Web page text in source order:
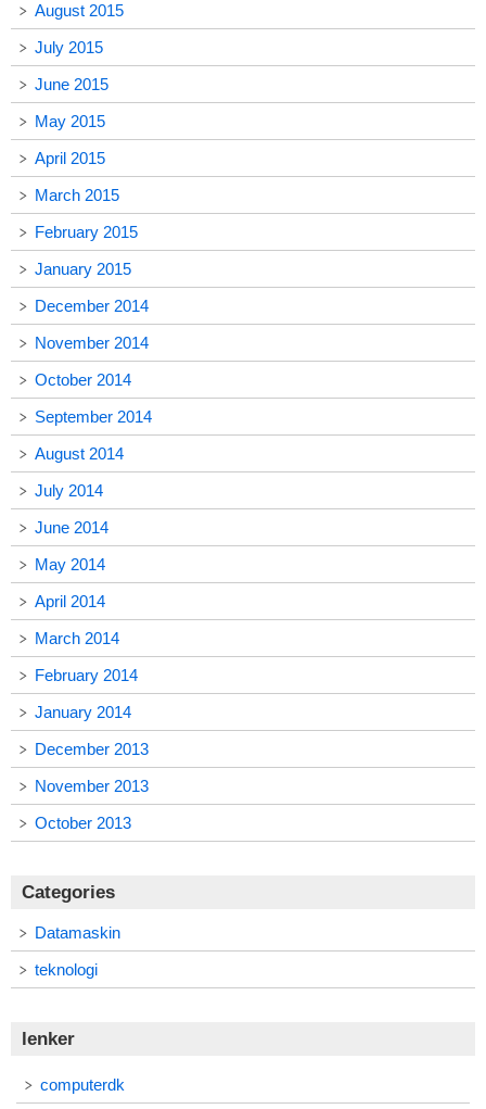
August 2015
July 2015
June 2015
May 2015
April 2015
March 2015
February 2015
January 2015
December 2014
November 2014
October 2014
September 2014
August 2014
July 2014
June 2014
May 2014
April 2014
March 2014
February 2014
January 2014
December 2013
November 2013
October 2013
Categories
Datamaskin
teknologi
lenker
computerdk